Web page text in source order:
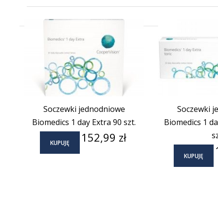
Soczewki jednodniowe
Biomedics 1 day Extra 90 szt.
KUPUJĘ Cena
152,99 zł
Soczewki
Biomedics 1
KUPUJĘ